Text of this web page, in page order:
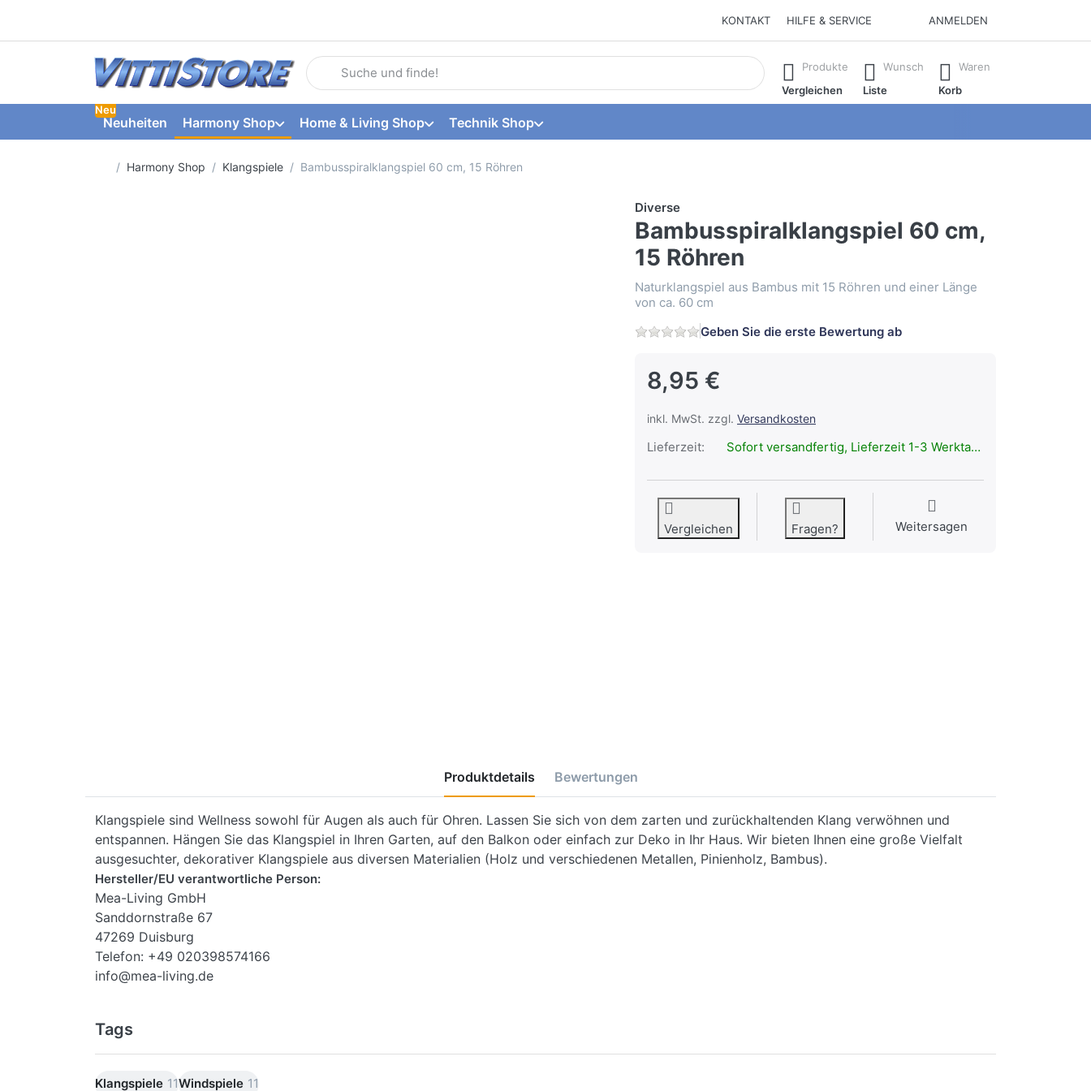
KONTAKT HILFE & SERVICE ANMELDEN
Geben Sie einen Suchbegriff ein. Während Sie tippen, erscheinen automatisch erste Ergebnisse. Drücken Sie die Eingabetaste, um alle
Produkte
Vergleichen
Wunsch
Liste
Waren
Korb
Neuheiten
Neu
Harmony Shop Home & Living Shop Technik Shop
Startseite
Harmony Shop Klangspiele Bambusspiralklangspiel 60 cm, 15 Röhren
Diverse
Bambusspiralklangspiel 60 cm,
15 Röhren
Naturklangspiel aus Bambus mit 15 Röhren und einer Länge
von ca. 60 cm
Geben Sie die erste Bewertung ab
8,95 €
inkl. MwSt. zzgl. Versandkosten
Lieferzeit: Sofort versandfertig, Lieferzeit 1-3 Werktage.
Vergleichen Fragen? Weitersagen
Produktdetails Bewertungen
Klangspiele sind Wellness sowohl für Augen als auch für Ohren. Lassen Sie sich von dem zarten und zurückhaltenden Klang verwöhnen und
entspannen. Hängen Sie das Klangspiel in Ihren Garten, auf den Balkon oder einfach zur Deko in Ihr Haus. Wir bieten Ihnen eine große Vielfalt
ausgesuchter, dekorativer Klangspiele aus diversen Materialien (Holz und verschiedenen Metallen, Pinienholz, Bambus).
Hersteller/EU verantwortliche Person:
Mea-Living GmbH
Sanddornstraße 67
47269 Duisburg
Telefon: +49 020398574166
info@mea-living.de
Tags
Klangspiele 11Windspiele 11